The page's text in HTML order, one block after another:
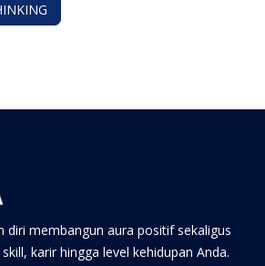
diri membangun aura positif sekaligus
karir hingga level kehidupan Anda.